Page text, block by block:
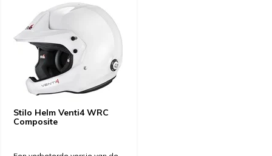
Stilo Helm Venti4 WRC
Composite